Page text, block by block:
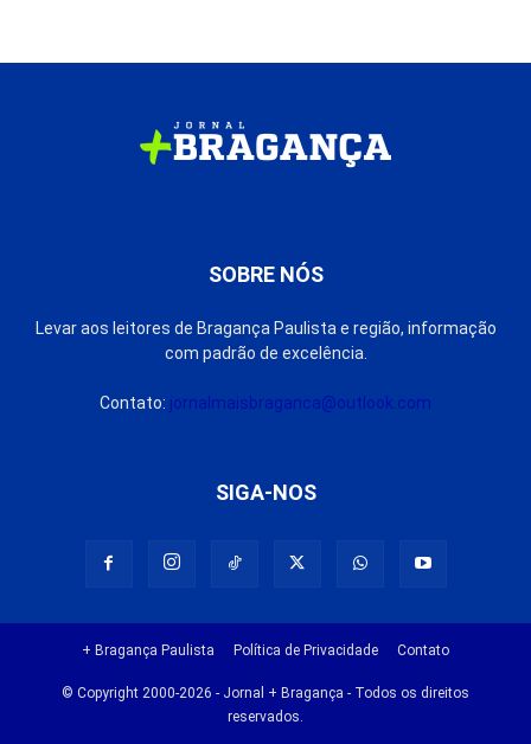
SOBRE NÓS
Levar aos leitores de Bragança Paulista e região, informação
com padrão de excelência.
Contato: jornalmaisbraganca@outlook.com
SIGA-NOS
+ Bragança Paulista Política de Privacidade Contato
© Copyright 2000-2026 - Jornal + Bragança - Todos os direitos
reservados.